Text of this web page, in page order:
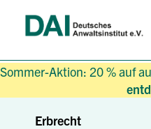
Sommer-Aktion: 20 % auf
Erbrecht